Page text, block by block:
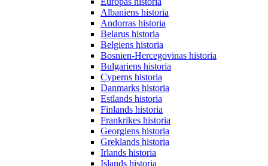
Albaniens historia
Andorras historia
Belarus historia
Belgiens historia
Bosnien-Hercegovinas historia
Bulgariens historia
Cyperns historia
Danmarks historia
Estlands historia
Finlands historia
Frankrikes historia
Georgiens historia
Greklands historia
Irlands historia
Islands historia